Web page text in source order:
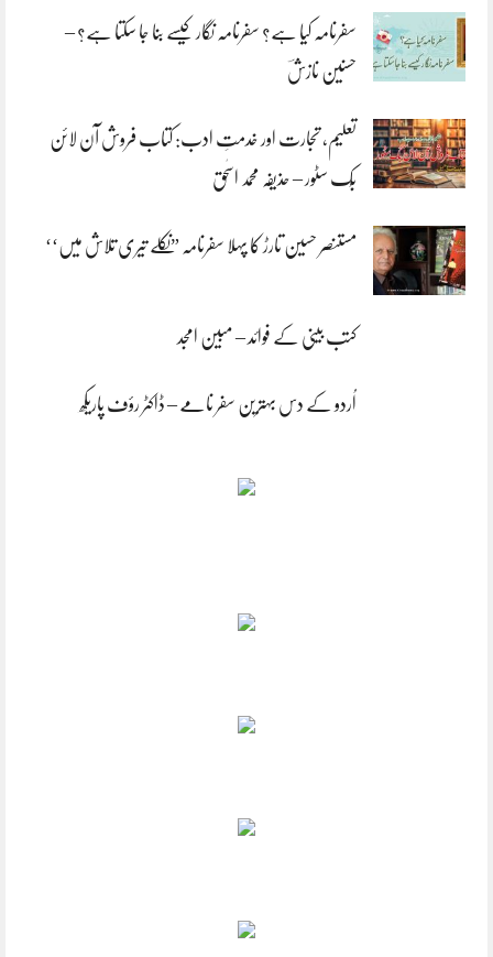
سفرنامہ کیا ہے؟ سفرنامہ نگار کیسے بنا جا سکتا ہے؟ –
حسنین نازشؔ
تعلیم، تجارت اور خدمتِ ادب: کتاب فروش آن لائن
بُک سٹور – حذیفہ محمد اسحٰق
مستنصر حسین تارڑ کا پہلا سفرنامہ ”نکلے تیری تلاش میں‘‘
کتب بینی کے فوائد – مبین امجد
اُردو کے دس بہترین سفر نامے – ڈاکٹر رؤف پاریکھ